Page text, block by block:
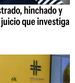
hinchado y
que investiga